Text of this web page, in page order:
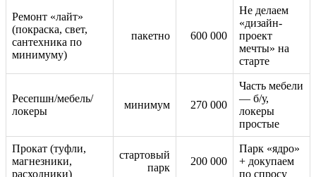
Ремонт «лайт»
(покраска, свет,
сантехника по
минимуму)
пакетно 600 000
Не делаем
«дизайн-
проект
мечты» на
старте
Ресепшн/мебель/
локеры
минимум 270 000
Часть мебели
— б/у,
локеры
простые
Прокат (туфли,
магнезники,
расходники)
стартовый
парк
200 000
Парк «ядро»
+ докупаем
по спросу